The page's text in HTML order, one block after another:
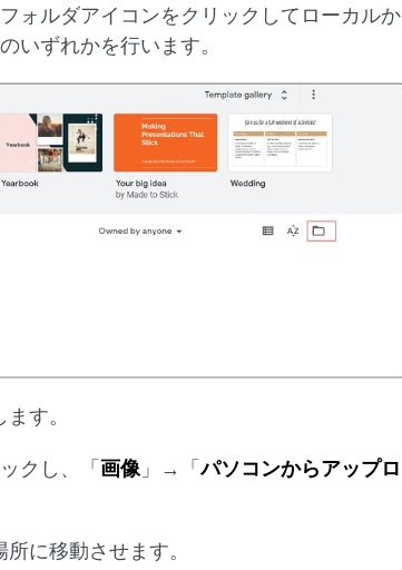
ォルダアイコンをクリックしてローカルか
いずれかを行います。
す。
クし、「画像 」→「パソコンからアップロ
に移動させます。